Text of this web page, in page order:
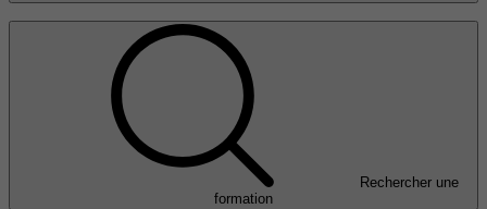
Rechercher une
formation